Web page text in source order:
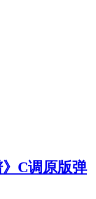
C调原版弹